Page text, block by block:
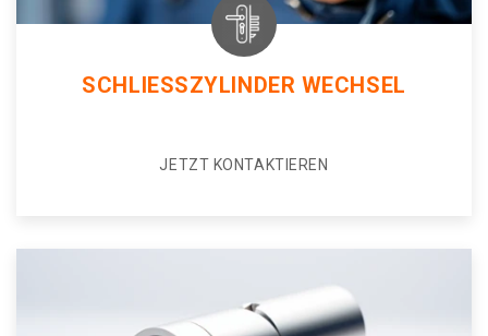
SCHLIESSZYLINDER WECHSEL
JETZT KONTAKTIEREN